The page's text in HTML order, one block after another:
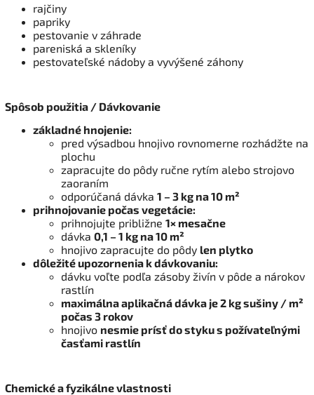
rajčiny
papriky
pestovanie v záhrade
pareniská a skleníky
pestovateľské nádoby a vyvýšené záhony
Spôsob použitia / Dávkovanie
základné hnojenie:
pred výsadbou hnojivo rovnomerne rozhádžte na
plochu
zapracujte do pôdy ručne rytím alebo strojovo
zaoraním
odporúčaná dávka 1 – 3 kg na 10 m²
prihnojovanie počas vegetácie:
prihnojujte približne 1× mesačne
dávka 0,1 – 1 kg na 10 m²
hnojivo zapracujte do pôdy len plytko
dôležité upozornenia k dávkovaniu:
dávku voľte podľa zásoby živín v pôde a nárokov
rastlín
maximálna aplikačná dávka je 2 kg sušiny / m²
počas 3 rokov
hnojivo nesmie prísť do styku s požívateľnými
časťami rastlín
Chemické a fyzikálne vlastnosti